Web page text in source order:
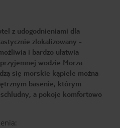
z udogodnieniami dla
zlokalizowany -
i bardzo ułatwia
wodzie Morza
się morskie kąpiele można
basenie, którym
a pokoje komfortowo